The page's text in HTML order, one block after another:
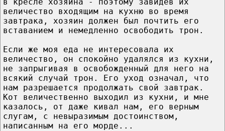
величество входящим на кухню во время
завтрака, хозяин должен был почтить его
вставанием и немедленно освободить трон.
Если же моя еда не интересовала их
величество, он спокойно удалялся из кухни,
не запрыгивая в освобожденный для него на
всякий случай трон. Его уход означал, что
нам разрешается продолжать свой завтрак.
Кот величественно выходил из кухни, и мне
казалось, от даже кивал нам, его верным
слугам, с невыразимым достоинством,
написанным на его морде...